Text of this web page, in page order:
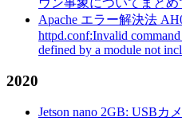
Apache エラー解決法
httpd.conf:Invalid
defined by a module not
2020
Jetson nano 2GB: USBカ